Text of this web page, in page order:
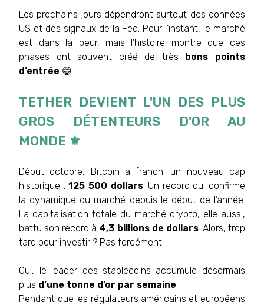
Les prochains jours dépendront surtout des données
US et des signaux de la Fed. Pour l’instant, le marché
est dans la peur, mais l’histoire montre que ces
phases ont souvent créé de très bons points
d’entrée 😁
TETHER DEVIENT L'UN DES PLUS
GROS DÉTENTEURS D'OR AU
MONDE ⚜️
Début octobre, Bitcoin a franchi un nouveau cap
historique :125 500 dollars. Un record qui confirme
la dynamique du marché depuis le début de l’année.
La capitalisation totale du marché crypto, elle aussi,
battu son record à 4,3 billions de dollars. Alors, trop
tard pour investir ? Pas forcément.
Oui, le leader des stablecoins accumule désormais
plus d’une tonne d’or par semaine.
Pendant que les régulateurs américains et européens